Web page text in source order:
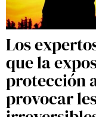
Los
que la
protección
provocar